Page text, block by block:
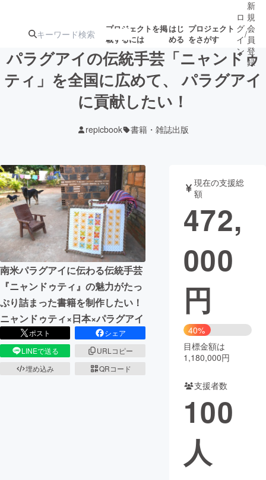
プロジェクトを掲
載するには
はじ
める
プロジェクト
をさがす
注目のリ 注目の新着プロ
ジェクト
募集終了が近いプ
テクノロジー・ガジェット
映像・映画 書籍・雑誌
ビジネス・起業 チャレンジ
まちづくり・地域活性化
CAMPFIRE for Social Good CAMPFIRE Creation
CAMPFIREふるさと納税
コミュニティ
ロ
グ
イ
ン
/
新
規
会
員
登
録
パラグアイの伝統手芸「ニャンドゥ
ティ」を全国に広めて、 パラグアイ
に貢献したい！
repicbook 書籍・雑誌出版
南米パラグアイに伝わる伝統手芸
『ニャンドゥティ』の魅力がたっ
ぷり詰まった書籍を制作したい！
ニャンドゥティ×日本×パラグアイ
ポスト
シェア
LINEで送る
URLコピー
埋め込み
QRコード
現在の支援総
額
472,
000
円
40%
目標金額は
1,180,000円
支援者数
100
人